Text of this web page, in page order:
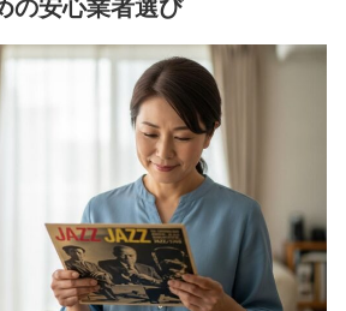
の安心業者選び